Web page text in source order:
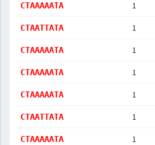
CTAAAAATA 1
CTAATTATA 1
CTAAAAATA 1
CTAAAAATA 1
CTAAAAATA 1
CTAATTATA 1
CTAAAAATA 1